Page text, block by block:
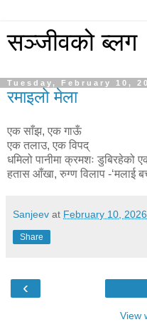
सञ्जीवको ब्लग
Tuesday, February 10,
रमाइलो मेला
एक साँझ, एक गाऊँ
एक तलाउ, एक विपद्
धमिलो पानीमा क्रमशः डुबिरहेको
हतास आँखा, रुग्ण विलाप -‘मलाई
Sanjeev at February 10, 2026
Share
‹
View